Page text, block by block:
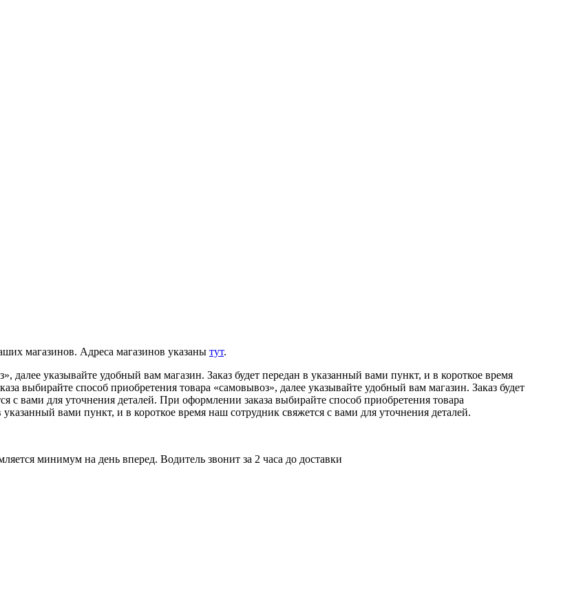
магазинов. Адреса магазинов указаны тут.
далее указывайте удобный вам магазин. Заказ будет передан в указанный вами пункт, и в короткое время
выбирайте способ приобретения товара «самовывоз», далее указывайте удобный вам магазин. Заказ будет
с вами для уточнения деталей. При оформлении заказа выбирайте способ приобретения товара
вами пункт, и в короткое время наш сотрудник свяжется с вами для уточнения деталей.
минимум на день вперед. Водитель звонит за 2 часа до доставки